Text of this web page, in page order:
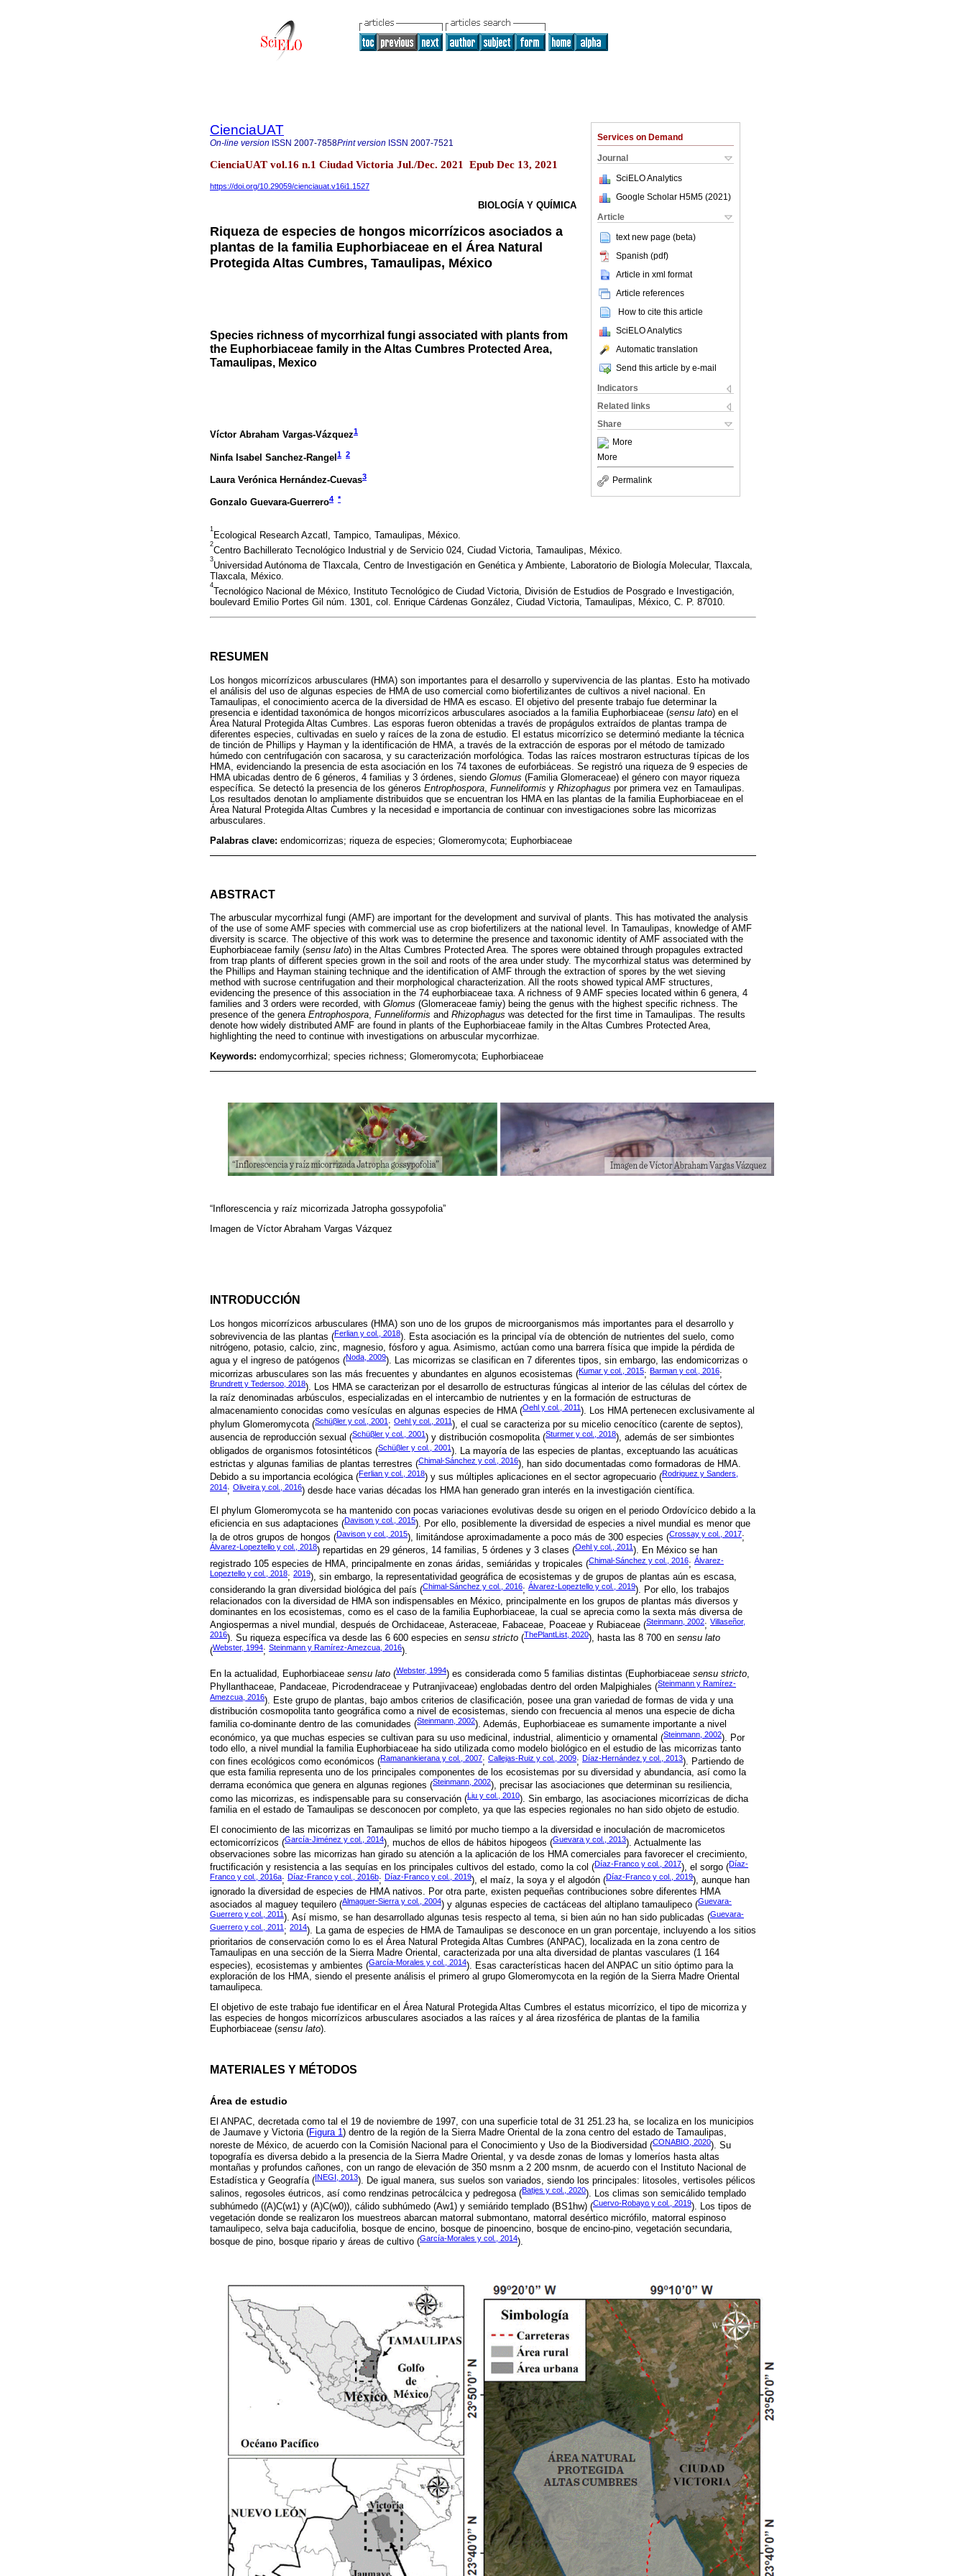
Services on Demand
Journal
SciELO Analytics
Google Scholar H5M5 (2021 )
Article
text new page (beta)
Spanish (pdf)
Article in xml format
Article references
How to cite this article
SciELO Analytics
Automatic translation
Send this article by e-mail
Indicators
Related links
Share
More
More
Permalink
CienciaUAT
On-line version ISSN 2007-7858Print version ISSN 2007-7521
CienciaUAT vol.16 n.1 Ciudad Victoria Jul./Dec. 2021 Epub Dec 13, 2021
https://doi.org/10.29059/cienciauat.v16i1.1527
BIOLOGÍA Y QUÍMICA
Riqueza de especies de hongos micorrízicos asociados a
plantas de la familia Euphorbiaceae en el Área Natural
Protegida Altas Cumbres, Tamaulipas, México
Species richness of mycorrhizal fungi associated with plants from
the Euphorbiaceae family in the Altas Cumbres Protected Area,
Tamaulipas, Mexico
Víctor Abraham Vargas-Vázquez1
Ninfa Isabel Sanchez-Rangel 1 2
Laura Verónica Hernández-Cuevas3
Gonzalo Guevara-Guerrero4 *
1
Ecological Research Azcatl, Tampico, Tamaulipas, México.
2
Centro Bachillerato Tecnológico Industrial y de Servicio 024, Ciudad Victoria, Tamaulipas, México.
3
Universidad Autónoma de Tlaxcala, Centro de Investigación en Genética y Ambiente, Laboratorio de Biología Molecular, Tlaxcala,
Tlaxcala, México.
4
Tecnológico Nacional de México, Instituto Tecnológico de Ciudad Victoria, División de Estudios de Posgrado e Investigación,
boulevard Emilio Portes Gil núm. 1301, col. Enrique Cárdenas González, Ciudad Victoria, Tamaulipas, México, C. P. 87010.
RESUMEN
Los hongos micorrízicos arbusculares (HMA) son importantes para el desarrollo y supervivencia de las plantas. Esto ha motivado
el análisis del uso de algunas especies de HMA de uso comercial como biofertilizantes de cultivos a nivel nacional. En
Tamaulipas, el conocimiento acerca de la diversidad de HMA es escaso. El objetivo del presente trabajo fue determinar la
presencia e identidad taxonómica de hongos micorrízicos arbusculares asociados a la familia Euphorbiaceae (sensu lato) en el
Área Natural Protegida Altas Cumbres. Las esporas fueron obtenidas a través de propágulos extraídos de plantas trampa de
diferentes especies, cultivadas en suelo y raíces de la zona de estudio. El estatus micorrízico se determinó mediante la técnica
de tinción de Phillips y Hayman y la identificación de HMA, a través de la extracción de esporas por el método de tamizado
húmedo con centrifugación con sacarosa, y su caracterización morfológica. Todas las raíces mostraron estructuras típicas de los
HMA, evidenciando la presencia de esta asociación en los 74 taxones de euforbiáceas. Se registró una riqueza de 9 especies de
HMA ubicadas dentro de 6 géneros, 4 familias y 3 órdenes, siendo Glomus (Familia Glomeraceae) el género con mayor riqueza
específica. Se detectó la presencia de los géneros Entrophospora, Funneliformis y Rhizophagus por primera vez en Tamaulipas.
Los resultados denotan lo ampliamente distribuidos que se encuentran los HMA en las plantas de la familia Euphorbiaceae en el
Área Natural Protegida Altas Cumbres y la necesidad e importancia de continuar con investigaciones sobre las micorrizas
arbusculares.
Palabras clave: endomicorrizas; riqueza de especies; Glomeromycota; Euphorbiaceae
ABSTRACT
The arbuscular mycorrhizal fungi (AMF) are important for the development and survival of plants. This has motivated the analysis
of the use of some AMF species with commercial use as crop biofertilizers at the national level. In Tamaulipas, knowledge of AMF
diversity is scarce. The objective of this work was to determine the presence and taxonomic identity of AMF associated with the
Euphorbiaceae family (sensu lato) in the Altas Cumbres Protected Area. The spores were obtained through propagules extracted
from trap plants of different species grown in the soil and roots of the area under study. The mycorrhizal status was determined by
the Phillips and Hayman staining technique and the identification of AMF through the extraction of spores by the wet sieving
method with sucrose centrifugation and their morphological characterization. All the roots showed typical AMF structures,
evidencing the presence of this association in the 74 euphorbiaceae taxa. A richness of 9 AMF species located within 6 genera, 4
families and 3 orders were recorded, with Glomus (Glomeraceae famiy) being the genus with the highest specific richness. The
presence of the genera Entrophospora, Funneliformis and Rhizophagus was detected for the first time in Tamaulipas. The results
denote how widely distributed AMF are found in plants of the Euphorbiaceae family in the Altas Cumbres Protected Area,
highlighting the need to continue with investigations on arbuscular mycorrhizae.
Keywords: endomycorrhizal; species richness; Glomeromycota; Euphorbiaceae
“Inflorescencia y raíz micorrizada Jatropha gossypofolia”
Imagen de Víctor Abraham Vargas Vázquez
INTRODUCCIÓN
Los hongos micorrízicos arbusculares (HMA) son uno de los grupos de microorganismos más importantes para el desarrollo y
sobrevivencia de las plantas (Ferlian y col., 2018). Esta asociación es la principal vía de obtención de nutrientes del suelo, como
nitrógeno, potasio, calcio, zinc, magnesio, fósforo y agua. Asimismo, actúan como una barrera física que impide la pérdida de
agua y el ingreso de patógenos (Noda, 2009). Las micorrizas se clasifican en 7 diferentes tipos, sin embargo, las endomicorrizas o
micorrizas arbusculares son las más frecuentes y abundantes en algunos ecosistemas (Kumar y col., 2015; Barman y col., 2016;
Brundrett y Tedersoo, 2018). Los HMA se caracterizan por el desarrollo de estructuras fúngicas al interior de las células del córtex de
la raíz denominadas arbúsculos, especializadas en el intercambio de nutrientes y en la formación de estructuras de
almacenamiento conocidas como vesículas en algunas especies de HMA (Oehl y col., 2011). Los HMA pertenecen exclusivamente al
phylum Glomeromycota (Schüβler y col., 2001 ; Oehl y col., 2011), el cual se caracteriza por su micelio cenocítico (carente de septos),
ausencia de reproducción sexual (Schüβler y col., 2001 ) y distribución cosmopolita (Sturmer y col., 2018), además de ser simbiontes
obligados de organismos fotosintéticos (Schüβler y col., 2001). La mayoría de las especies de plantas, exceptuando las acuáticas
estrictas y algunas familias de plantas terrestres (Chimal-Sánchez y col., 2016), han sido documentadas como formadoras de HMA.
Debido a su importancia ecológica (Ferlian y col., 2018) y sus múltiples aplicaciones en el sector agropecuario (Rodriguez y Sanders,
2014; Oliveira y col., 2016) desde hace varias décadas los HMA han generado gran interés en la investigación científica.
El phylum Glomeromycota se ha mantenido con pocas variaciones evolutivas desde su origen en el periodo Ordovícico debido a la
eficiencia en sus adaptaciones (Davison y col., 2015). Por ello, posiblemente la diversidad de especies a nivel mundial es menor que
la de otros grupos de hongos (Davison y col., 2015), limitándose aproximadamente a poco más de 300 especies (Crossay y col., 2017;
Álvarez-Lopeztello y col., 2018) repartidas en 29 géneros, 14 familias, 5 órdenes y 3 clases (Oehl y col., 2011). En México se han
registrado 105 especies de HMA, principalmente en zonas áridas, semiáridas y tropicales (Chimal-Sánchez y col., 2016; Álvarez-
Lopeztello y col., 2018; 2019), sin embargo, la representatividad geográfica de ecosistemas y de grupos de plantas aún es escasa,
considerando la gran diversidad biológica del país (Chimal-Sánchez y col., 2016; Álvarez-Lopeztello y col., 2019). Por ello, los trabajos
relacionados con la diversidad de HMA son indispensables en México, principalmente en los grupos de plantas más diversos y
dominantes en los ecosistemas, como es el caso de la familia Euphorbiaceae, la cual se aprecia como la sexta más diversa de
Angiospermas a nivel mundial, después de Orchidaceae, Asteraceae, Fabaceae, Poaceae y Rubiaceae (Steinmann, 2002; Villaseñor,
2016). Su riqueza específica va desde las 6 600 especies en sensu stricto (ThePlantList, 2020), hasta las 8 700 en sensu lato
(Webster, 1994; Steinmann y Ramírez-Amezcua, 2016).
En la actualidad, Euphorbiaceae sensu lato (Webster, 1994) es considerada como 5 familias distintas (Euphorbiaceae sensu stricto,
Phyllanthaceae, Pandaceae, Picrodendraceae y Putranjivaceae) englobadas dentro del orden Malpighiales (Steinmann y Ramírez-
Amezcua, 2016). Este grupo de plantas, bajo ambos criterios de clasificación, posee una gran variedad de formas de vida y una
distribución cosmopolita tanto geográfica como a nivel de ecosistemas, siendo con frecuencia al menos una especie de dicha
familia co-dominante dentro de las comunidades (Steinmann, 2002). Además, Euphorbiaceae es sumamente importante a nivel
económico, ya que muchas especies se cultivan para su uso medicinal, industrial, alimenticio y ornamental (Steinmann, 2002). Por
todo ello, a nivel mundial la familia Euphorbiaceae ha sido utilizada como modelo biológico en el estudio de las micorrizas tanto
con fines ecológicos como económicos (Ramanankierana y col., 2007; Callejas-Ruiz y col., 2009; Díaz-Hernández y col., 2013). Partiendo de
que esta familia representa uno de los principales componentes de los ecosistemas por su diversidad y abundancia, así como la
derrama económica que genera en algunas regiones (Steinmann, 2002), precisar las asociaciones que determinan su resiliencia,
como las micorrizas, es indispensable para su conservación (Liu y col., 2010). Sin embargo, las asociaciones micorrízicas de dicha
familia en el estado de Tamaulipas se desconocen por completo, ya que las especies regionales no han sido objeto de estudio.
El conocimiento de las micorrizas en Tamaulipas se limitó por mucho tiempo a la diversidad e inoculación de macromicetos
ectomicorrízicos (García-Jiménez y col., 2014), muchos de ellos de hábitos hipogeos (Guevara y col., 2013). Actualmente las
observaciones sobre las micorrizas han girado su atención a la aplicación de los HMA comerciales para favorecer el crecimiento,
fructificación y resistencia a las sequías en los principales cultivos del estado, como la col (Díaz-Franco y col., 2017), el sorgo (Díaz-
Franco y col., 2016a; Díaz-Franco y col., 2016b; Díaz-Franco y col., 2019), el maíz, la soya y el algodón (Díaz-Franco y col., 2019), aunque han
ignorado la diversidad de especies de HMA nativos. Por otra parte, existen pequeñas contribuciones sobre diferentes HMA
asociados al maguey tequilero (Almaguer-Sierra y col., 2004) y algunas especies de cactáceas del altiplano tamaulipeco (Guevara-
Guerrero y col., 2011). Así mismo, se han desarrollado algunas tesis respecto al tema, si bien aún no han sido publicadas (Guevara-
Guerrero y col., 2011 ; 2014). La gama de especies de HMA de Tamaulipas se desconoce en un gran porcentaje, incluyendo a los sitios
prioritarios de conservación como lo es el Área Natural Protegida Altas Cumbres (ANPAC), localizada en la zona centro de
Tamaulipas en una sección de la Sierra Madre Oriental, caracterizada por una alta diversidad de plantas vasculares (1 164
especies), ecosistemas y ambientes (García-Morales y col., 2014). Esas características hacen del ANPAC un sitio óptimo para la
exploración de los HMA, siendo el presente análisis el primero al grupo Glomeromycota en la región de la Sierra Madre Oriental
tamaulipeca.
El objetivo de este trabajo fue identificar en el Área Natural Protegida Altas Cumbres el estatus micorrízico, el tipo de micorriza y
las especies de hongos micorrízicos arbusculares asociados a las raíces y al área rizosférica de plantas de la familia
Euphorbiaceae (sensu lato).
MATERIALES Y MÉTODOS
Área de estudio
El ANPAC, decretada como tal el 19 de noviembre de 1997, con una superficie total de 31 251.23 ha, se localiza en los municipios
de Jaumave y Victoria (Figura 1) dentro de la región de la Sierra Madre Oriental de la zona centro del estado de Tamaulipas,
noreste de México, de acuerdo con la Comisión Nacional para el Conocimiento y Uso de la Biodiversidad (CONABIO, 2020). Su
topografía es diversa debido a la presencia de la Sierra Madre Oriental, y va desde zonas de lomas y lomeríos hasta altas
montañas y profundos cañones, con un rango de elevación de 350 msnm a 2 200 msnm, de acuerdo con el Instituto Nacional de
Estadística y Geografía (INEGI, 2013). De igual manera, sus suelos son variados, siendo los principales: litosoles, vertisoles pélicos
salinos, regosoles éutricos, así como rendzinas petrocálcica y pedregosa (Batjes y col., 2020). Los climas son semicálido templado
subhúmedo ((A)C(w1) y (A)C(w0)), cálido subhúmedo (Aw1) y semiárido templado (BS1hw) (Cuervo-Robayo y col., 2019). Los tipos de
vegetación donde se realizaron los muestreos abarcan matorral submontano, matorral desértico micrófilo, matorral espinoso
tamaulipeco, selva baja caducifolia, bosque de encino, bosque de pinoencino, bosque de encino-pino, vegetación secundaria,
bosque de pino, bosque ripario y áreas de cultivo (García-Morales y col., 2014).